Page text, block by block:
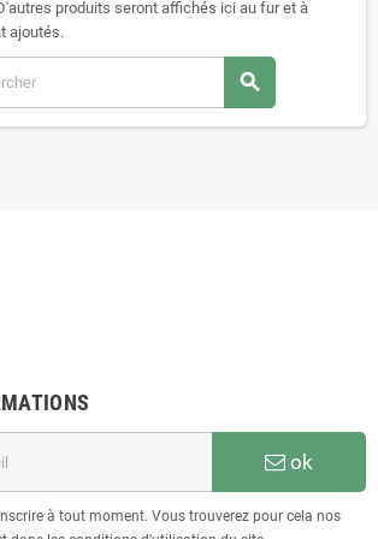
Découvrez dès maintenant notre sélection de
germoirs! Bienvenue dans le monde fascinant de la
produits seront affichés ici au fur et à
ajoutés.
search
ok
à tout moment. Vous trouverez pour cela nos